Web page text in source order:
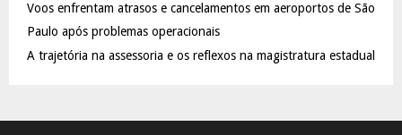
Voos enfrentam atrasos e cancelamentos em aeroportos de São
Paulo após problemas operacionais
A trajetória na assessoria e os reflexos na magistratura estadual